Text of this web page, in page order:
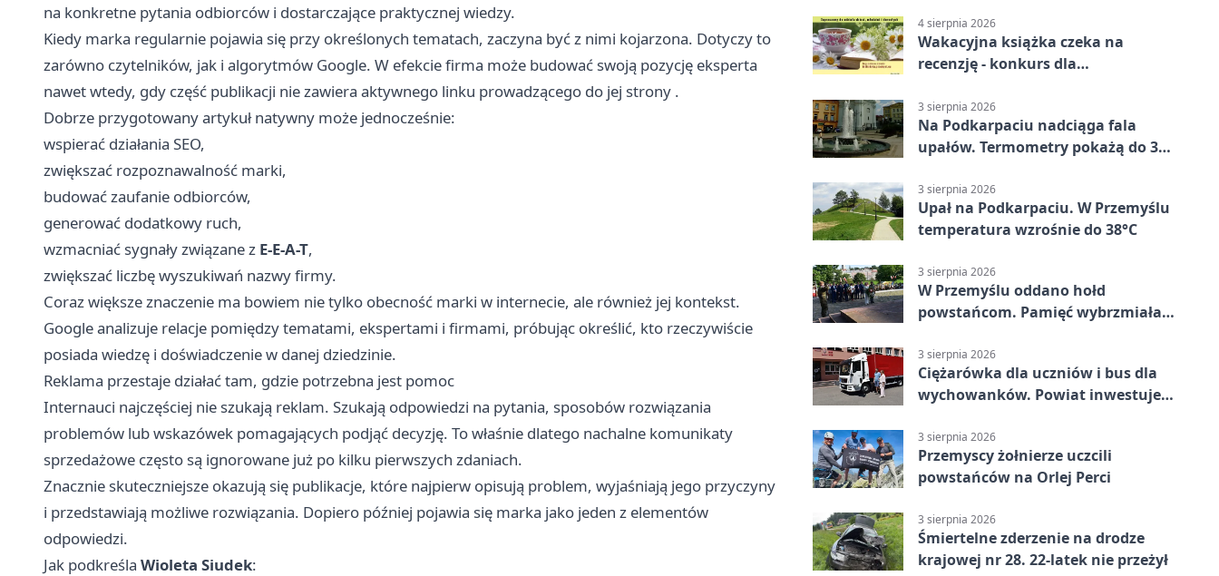
na konkretne pytania odbiorców i dostarczające praktycznej wiedzy.
Kiedy marka regularnie pojawia się przy określonych tematach, zaczyna być z nimi kojarzona. Dotyczy to
zarówno czytelników, jak i algorytmów Google. W efekcie firma może budować swoją pozycję eksperta
nawet wtedy, gdy część publikacji nie zawiera aktywnego linku prowadzącego do jej strony .
Dobrze przygotowany artykuł natywny może jednocześnie:
wspierać działania SEO,
zwiększać rozpoznawalność marki,
budować zaufanie odbiorców,
generować dodatkowy ruch,
wzmacniać sygnały związane z E-E-A-T,
zwiększać liczbę wyszukiwań nazwy firmy.
Coraz większe znaczenie ma bowiem nie tylko obecność marki w internecie, ale również jej kontekst.
Google analizuje relacje pomiędzy tematami, ekspertami i firmami, próbując określić, kto rzeczywiście
posiada wiedzę i doświadczenie w danej dziedzinie.
Reklama przestaje działać tam, gdzie potrzebna jest pomoc
Internauci najczęściej nie szukają reklam. Szukają odpowiedzi na pytania, sposobów rozwiązania
problemów lub wskazówek pomagających podjąć decyzję. To właśnie dlatego nachalne komunikaty
sprzedażowe często są ignorowane już po kilku pierwszych zdaniach.
Znacznie skuteczniejsze okazują się publikacje, które najpierw opisują problem, wyjaśniają jego przyczyny
i przedstawiają możliwe rozwiązania. Dopiero później pojawia się marka jako jeden z elementów
odpowiedzi.
Jak podkreśla Wioleta Siudek:
4 sierpnia 2026
Wakacyjna książka czeka na
recenzję - konkurs dla
3 sierpnia 2026
Na Podkarpaciu nadciąga fala
upałów. Termometry pokażą do 36
3 sierpnia 2026
Upał na Podkarpaciu. W Przemyślu
temperatura wzrośnie do 38°C
3 sierpnia 2026
W Przemyślu oddano hołd
powstańcom. Pamięć wybrzmiała
3 sierpnia 2026
Ciężarówka dla uczniów i bus dla
wychowanków. Powiat inwestuje
3 sierpnia 2026
Przemyscy żołnierze uczcili
powstańców na Orlej Perci
3 sierpnia 2026
Śmiertelne zderzenie na drodze
krajowej nr 28. 22-latek nie przeżył